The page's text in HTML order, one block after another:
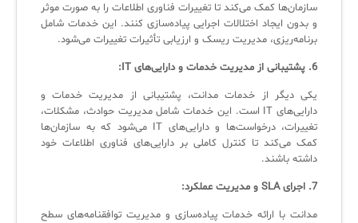
سازمان‌ها کمک می‌کند تا تغییرات فناوری اطلاعات را به صورت موثر
و بدون ایجاد اختلالات اجرایی پیاده‌سازی کنند. این خدمات شامل
برنامه‌ریزی، مدیریت ریسک و ارزیابی تأثیرات تغییرات می‌شود.
6. پشتیبانی از مدیریت خدمات و دارایی‌های IT:
یکی دیگر از خدمات مدانت، پشتیبانی از مدیریت خدمات و
دارایی‌های IT است. این خدمات شامل مدیریت حوادث، مشکلات،
تغییرات، درخواست‌ها و دارایی‌های IT می‌شود که به سازمان‌ها
کمک می‌کند تا کنترل کاملی بر دارایی‌های فناوری اطلاعات خود
داشته باشند.
7. اجرای SLA و مدیریت عملکرد:
مدانت با ارائه خدمات پیاده‌سازی و مدیریت توافقنامه‌های سطح